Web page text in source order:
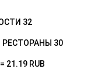
32
РЕСТОРАНЫ 30
21.19 RUB